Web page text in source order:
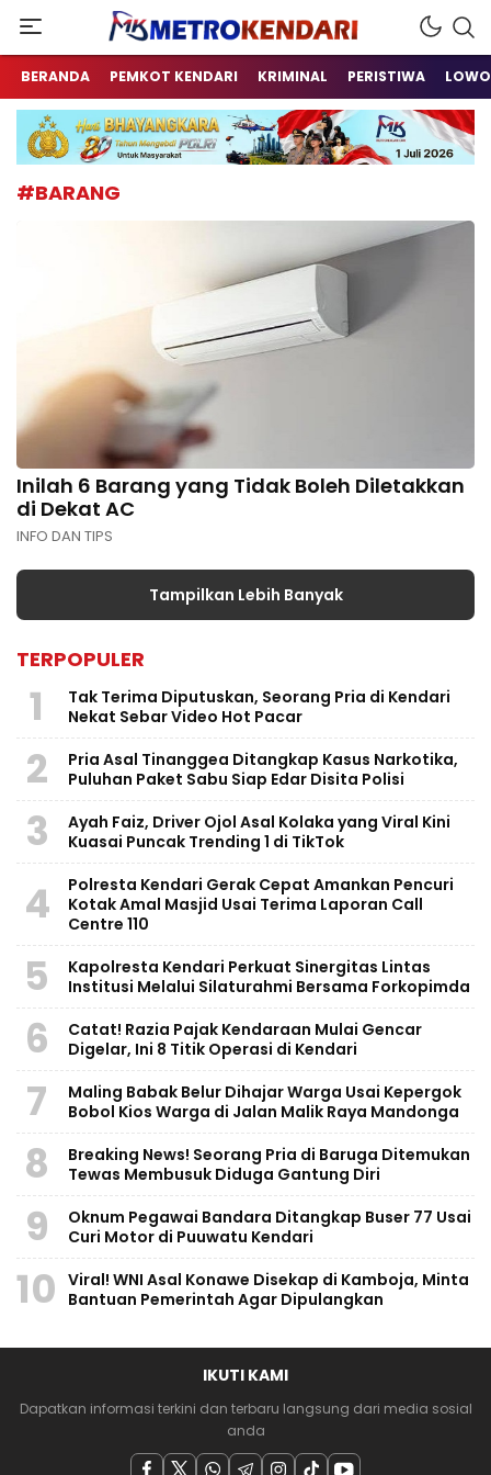
metrokendari
Berita Terkini Sulawesi Tenggara
BERANDA PEMKOT KENDARI KRIMINAL PERISTIWA
#BARANG
Inilah 6 Barang yang Tidak Boleh Diletakkan
di Dekat AC
INFO DAN TIPS
Tampilkan Lebih Banyak
TERPOPULER
1
Tak Terima Diputuskan, Seorang Pria di Kendari
Nekat Sebar Video Hot Pacar
2
Pria Asal Tinanggea Ditangkap Kasus Narkotika,
Puluhan Paket Sabu Siap Edar Disita Polisi
3
Ayah Faiz, Driver Ojol Asal Kolaka yang Viral Kini
Kuasai Puncak Trending 1 di TikTok
4
Polresta Kendari Gerak Cepat Amankan Pencuri
Kotak Amal Masjid Usai Terima Laporan Call
Centre 110
5
Kapolresta Kendari Perkuat Sinergitas Lintas
Institusi Melalui Silaturahmi Bersama Forkopimda
6
Catat! Razia Pajak Kendaraan Mulai Gencar
Digelar, Ini 8 Titik Operasi di Kendari
7
Maling Babak Belur Dihajar Warga Usai Kepergok
Bobol Kios Warga di Jalan Malik Raya Mandonga
8
Breaking News! Seorang Pria di Baruga Ditemukan
Tewas Membusuk Diduga Gantung Diri
9
Oknum Pegawai Bandara Ditangkap Buser 77 Usai
Curi Motor di Puuwatu Kendari
10 Viral! WNI Asal Konawe Disekap di Kamboja, Minta
Bantuan Pemerintah Agar Dipulangkan
IKUTI KAMI
Dapatkan informasi terkini dan terbaru langsung dari media sosial
anda